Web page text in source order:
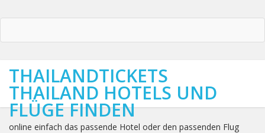
THAILANDTICKETS
THAILAND HOTELS UND
FLÜGE FINDEN
online einfach das passende Hotel oder den passenden Flug